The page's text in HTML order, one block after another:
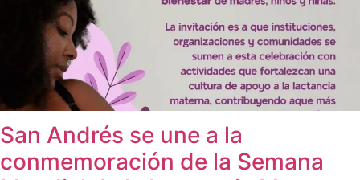
San Andrés se une a la
conmemoración de la Semana